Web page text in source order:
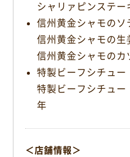
シャリァピンステ
信州黄金シャモの
信州黄金シャモの
信州黄金シャモの
特製ビーフシチュ
特製ビーフシチュ
年
＜店舗情報＞